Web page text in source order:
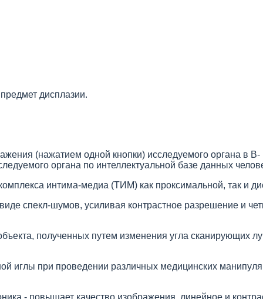
дисплазии.
(нажатием одной кнопки) исследуемого органа в
органа по интеллектуальной базе данных
интима-медиа (ТИМ) как проксимальной, так и
спекл-шумов, усиливая контрастное разрешение и
полученных путем изменения угла сканирующих
иглы при проведении различных медицинских
- повышает качество изображения, линейное и